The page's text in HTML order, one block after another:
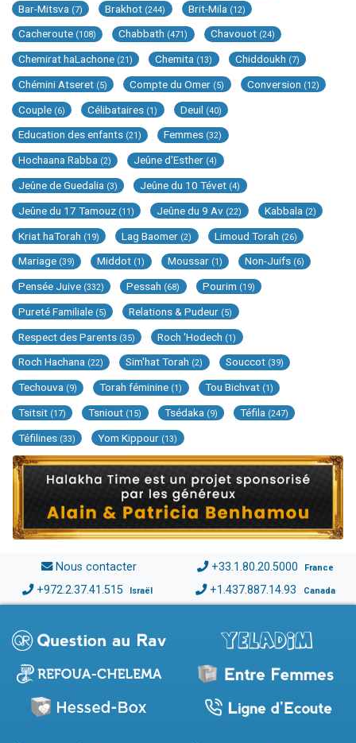
Bar-Mitsva (7) Brakhot (244) Brit-Mila (12)
Cacheroute (108) Chabbath (471) Chavouot (24)
Chemirat haLachone (21) Chemita (13) Chiddoukh (7)
Chémini Atseret (5) Compte du Omer (5) Conversion (12)
Couple (6) Célibataires (1) Deuil (40)
Education des enfants (21) Femmes (32)
Hochaana Rabba (2) Jeûne d'Esther (4)
Jeûne de Guedalia (3) Jeûne du 10 Tévet (4)
Jeûne du 17 Tamouz (11) Jeûne du 9 Av (22) Kabbala (2)
Kriat haTorah (19) Lag Baomer (2) Limoud Torah (26)
Mariage (39) Middot (1) Moussar (1) Non-Juifs (6)
Pensée Juive (332) Pessah (68) Pourim (19)
Pureté Familiale (5) Relations & Pudeur (5)
Respect des Parents (35) Roch 'Hodech (1)
Roch Hachana (22) Sim'hat Torah (2) Souccot (39)
Techouva (9) Torah féminine (1) Tou Bichvat (1)
Tsitsit (17) Tsniout (15) Tsédaka (9) Téfila (247)
Téfilines (33) Yom Kippour (13)
Nous contacter +33.1.80.20.5000 France
+972.2.37.41.515 Israël +1.437.887.14.93 Canada